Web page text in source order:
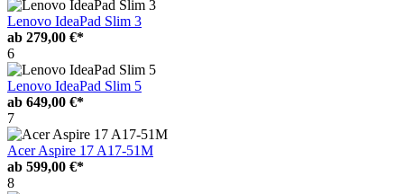
Lenovo IdeaPad Slim 3
ab 279,00 €*
6
Lenovo IdeaPad Slim 5
ab 649,00 €*
7
Acer Aspire 17 A17-51M
ab 599,00 €*
8